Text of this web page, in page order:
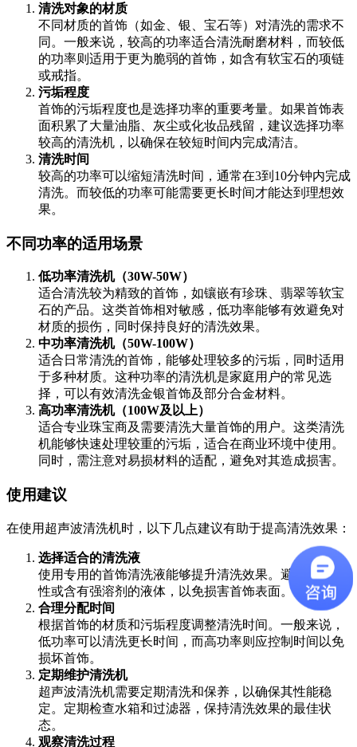
清洗对象的材质
不同材质的首饰（如金、银、宝石等）对清洗的需求不
同。一般来说，较高的功率适合清洗耐磨材料，而较低
的功率则适用于更为脆弱的首饰，如含有软宝石的项链
或戒指。
污垢程度
首饰的污垢程度也是选择功率的重要考量。如果首饰表
面积累了大量油脂、灰尘或化妆品残留，建议选择功率
较高的清洗机，以确保在较短时间内完成清洁。
清洗时间
较高的功率可以缩短清洗时间，通常在3到10分钟内完成
清洗。而较低的功率可能需要更长时间才能达到理想效
果。
不同功率的适用场景
低功率清洗机（30W-50W）
适合清洗较为精致的首饰，如镶嵌有珍珠、翡翠等软宝
石的产品。这类首饰相对敏感，低功率能够有效避免对
材质的损伤，同时保持良好的清洗效果。
中功率清洗机（50W-100W）
适合日常清洗的首饰，能够处理较多的污垢，同时适用
于多种材质。这种功率的清洗机是家庭用户的常见选
择，可以有效清洗金银首饰及部分合金材料。
高功率清洗机（100W及以上）
适合专业珠宝商及需要清洗大量首饰的用户。这类清洗
机能够快速处理较重的污垢，适合在商业环境中使用。
同时，需注意对易损材料的适配，避免对其造成损害。
使用建议
在使用超声波清洗机时，以下几点建议有助于提高清洗效果：
选择适合的清洗液
使用专用的首饰清洗液能够提升清洗效果。避免使用酸
性或含有强溶剂的液体，以免损害首饰表面。
合理分配时间
根据首饰的材质和污垢程度调整清洗时间。一般来说，
低功率可以清洗更长时间，而高功率则应控制时间以免
损坏首饰。
定期维护清洗机
超声波清洗机需要定期清洗和保养，以确保其性能稳
定。定期检查水箱和过滤器，保持清洗效果的最佳状
态。
观察清洗过程